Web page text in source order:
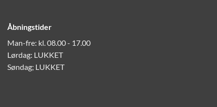
Åbningstider
Man-fre: kl. 08.00 - 17.00
Lørdag: LUKKET
Søndag; LUKKET